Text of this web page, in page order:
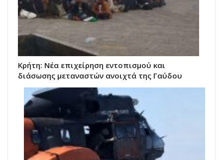
Κρήτη: Νέα επιχείρηση εντοπισμού και
διάσωσης μεταναστών ανοιχτά της Γαύδου